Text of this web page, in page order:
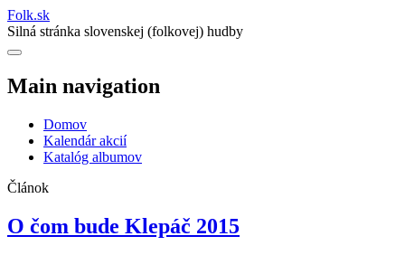
Folk.sk
Silná stránka slovenskej (folkovej) hudby
Main navigation
Domov
Kalendár akcií
Katalóg albumov
Článok
O čom bude Klepáč 2015